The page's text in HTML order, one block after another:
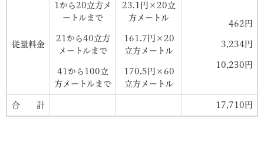
従量料金
1から20立方メ
ートルまで
21から40立方
メートルまで
41から100立
方メートルまで
23.1円×20立
方メートル
161.7円×20
立方メートル
170.5円×60
立方メートル
462円
3,234円
10,230円
合 計 17,710円